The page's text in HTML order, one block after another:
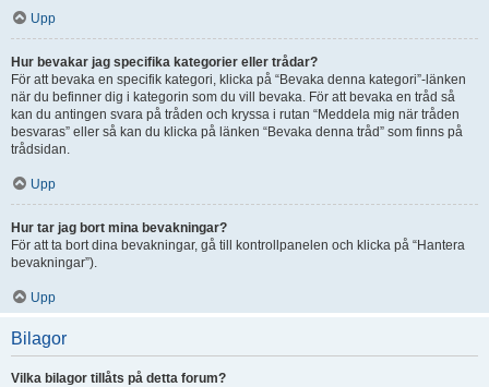
Upp
Hur bevakar jag specifika kategorier eller trådar?
För att bevaka en specifik kategori, klicka på “Bevaka denna kategori”-länken
när du befinner dig i kategorin som du vill bevaka. För att bevaka en tråd så
kan du antingen svara på tråden och kryssa i rutan “Meddela mig när tråden
besvaras” eller så kan du klicka på länken “Bevaka denna tråd” som finns på
trådsidan.
Upp
Hur tar jag bort mina bevakningar?
För att ta bort dina bevakningar, gå till kontrollpanelen och klicka på “Hantera
bevakningar”).
Upp
Bilagor
Vilka bilagor tillåts på detta forum?